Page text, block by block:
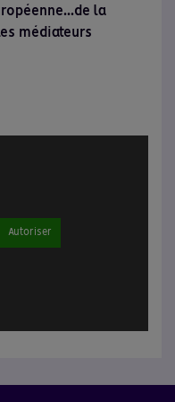
la
médiateurs
Autoriser